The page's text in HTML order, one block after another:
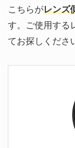
こちらがレンズ
す。ご使用する
てお探しくださ